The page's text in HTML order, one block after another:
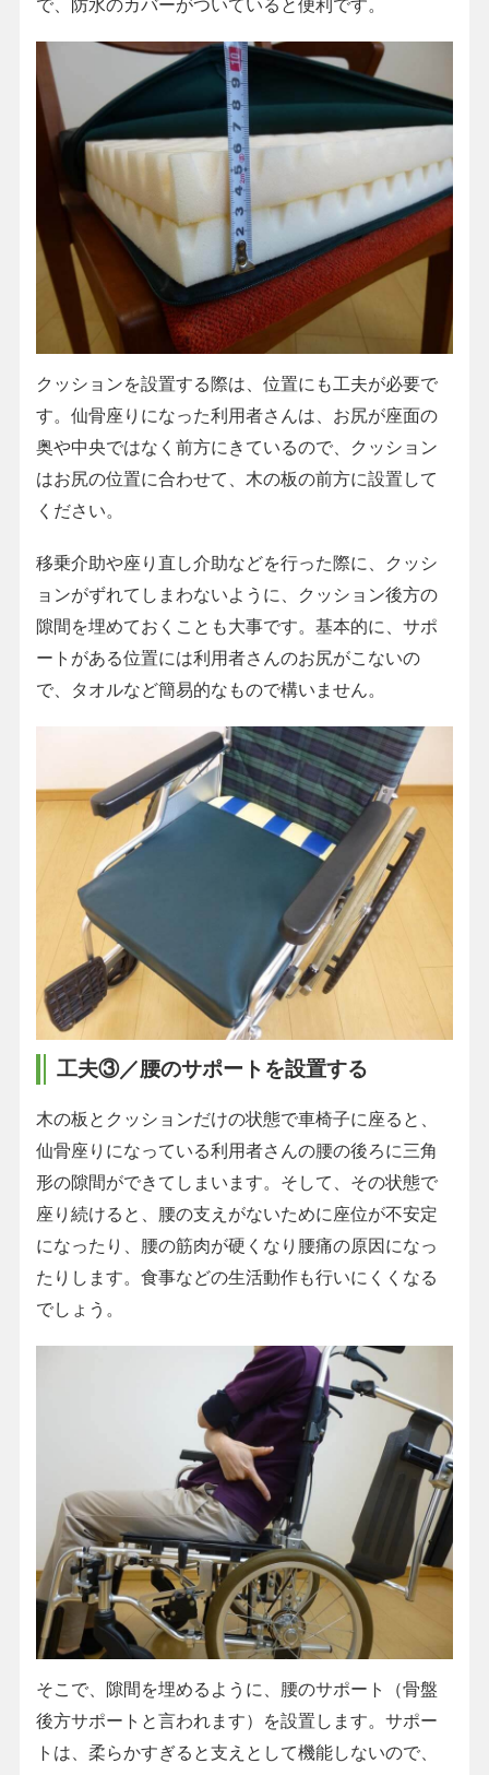
クッションを設置する際は、位置にも工夫が必要で
す。仙骨座りになった利用者さんは、お尻が座面の
奥や中央ではなく前方にきているので、クッション
はお尻の位置に合わせて、木の板の前方に設置して
ください。
移乗介助や座り直し介助などを行った際に、クッシ
ョンがずれてしまわないように、クッション後方の
隙間を埋めておくことも大事です。基本的に、サポ
ートがある位置には利用者さんのお尻がこないの
で、タオルなど簡易的なもので構いません。
工夫③／腰のサポートを設置する
木の板とクッションだけの状態で車椅子に座ると、
仙骨座りになっている利用者さんの腰の後ろに三角
形の隙間ができてしまいます。そして、その状態で
座り続けると、腰の支えがないために座位が不安定
になったり、腰の筋肉が硬くなり腰痛の原因になっ
たりします。食事などの生活動作も行いにくくなる
でしょう。
そこで、隙間を埋めるように、腰のサポート（骨盤
後方サポートと言われます）を設置します。サポー
トは、柔らかすぎると支えとして機能しないので、